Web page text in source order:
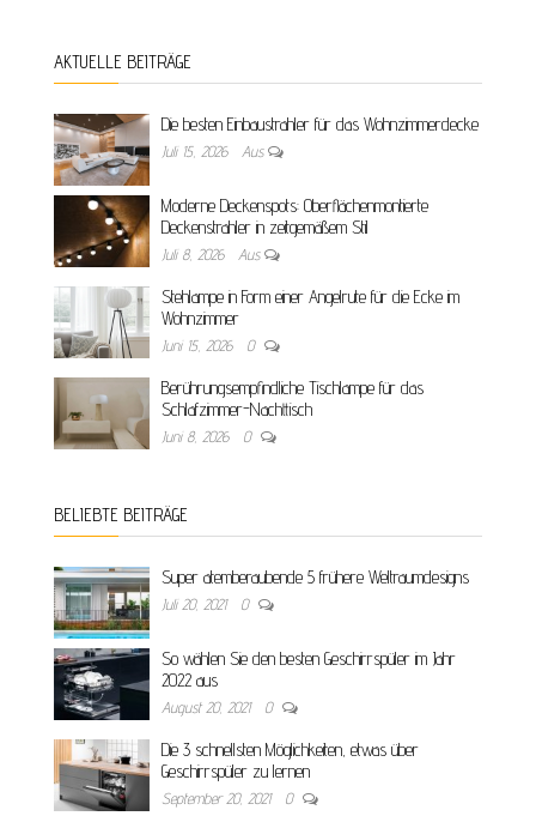
AKTUELLE BEITRÄGE
Die besten Einbaustrahler für das Wohnzimmerdecke
Juli 15, 2026 Aus
Moderne Deckenspots: Oberflächenmontierte
Deckenstrahler in zeitgemäßem Stil
Juli 8, 2026 Aus
Stehlampe in Form einer Angelrute für die Ecke im
Wohnzimmer
Juni 15, 2026 0
Berührungsempfindliche Tischlampe für das
Schlafzimmer-Nachttisch
Juni 8, 2026 0
BELIEBTE BEITRÄGE
Super atemberaubende 5 frühere Weltraumdesigns
Juli 20, 2021 0
So wählen Sie den besten Geschirrspüler im Jahr
2022 aus
August 20, 2021 0
Die 3 schnellsten Möglichkeiten, etwas über
Geschirrspüler zu lernen
September 20, 2021 0